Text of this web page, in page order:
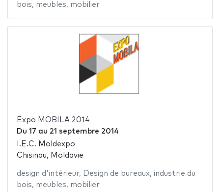
bois, meubles, mobilier
Expo MOBILA 2014
Du 17 au 21 septembre 2014
I.E.C. Moldexpo
Chisinau, Moldavie
design d'intérieur, Design de bureaux, industrie du
bois, meubles, mobilier